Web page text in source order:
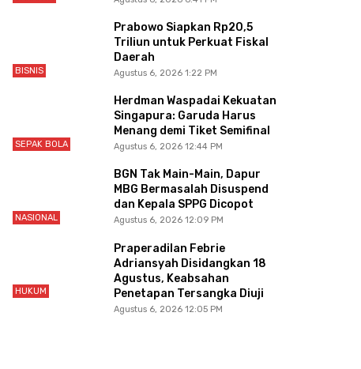
BISNIS
Prabowo Siapkan Rp20,5
Triliun untuk Perkuat Fiskal
Daerah
Agustus 6, 2026 1:22 PM
SEPAK BOLA
Herdman Waspadai Kekuatan
Singapura: Garuda Harus
Menang demi Tiket Semifinal
Agustus 6, 2026 12:44 PM
NASIONAL
BGN Tak Main-Main, Dapur
MBG Bermasalah Disuspend
dan Kepala SPPG Dicopot
Agustus 6, 2026 12:09 PM
HUKUM
Praperadilan Febrie
Adriansyah Disidangkan 18
Agustus, Keabsahan
Penetapan Tersangka Diuji
Agustus 6, 2026 12:05 PM